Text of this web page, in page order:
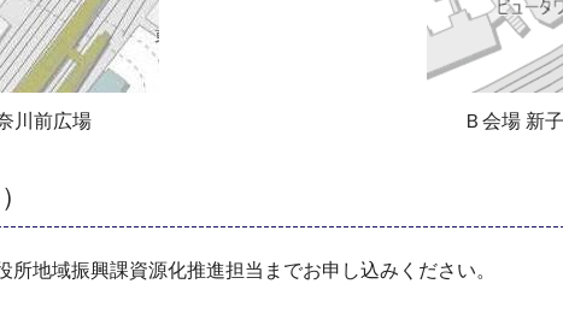
川前広場 Ｂ会場 新
地域振興課資源化推進担当までお申し込みください。